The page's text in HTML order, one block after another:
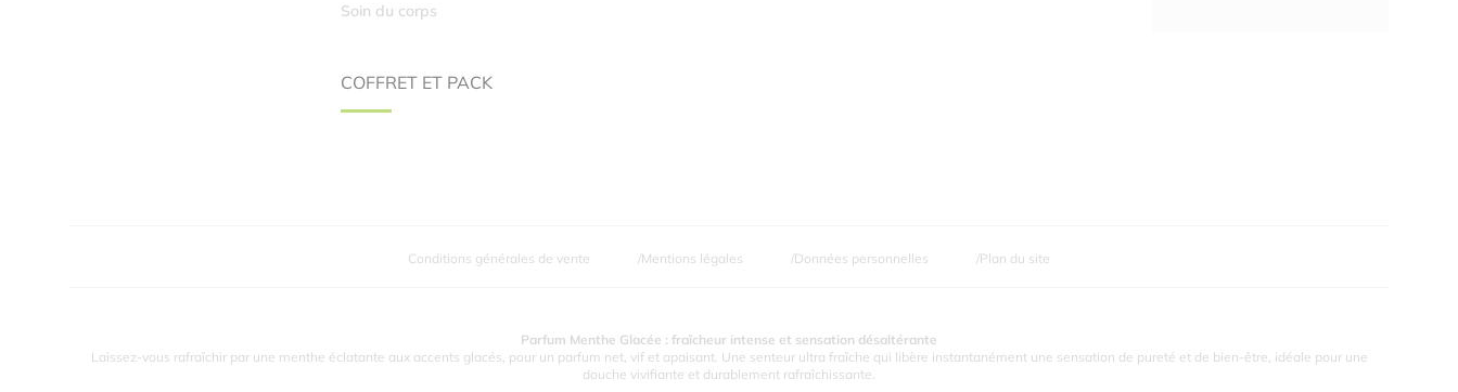
Soin du corps
COFFRET ET PACK
Conditions générales de vente Mentions légales Données personnelles Plan du site
Parfum Menthe Glacée : fraîcheur intense et sensation désaltérante
Laissez-vous rafraîchir par une menthe éclatante aux accents glacés, pour un parfum net, vif et apaisant. Une senteur ultra fraîche qui libère instantanément une sensation de pureté et de bien-être, idéale pour une
douche vivifiante et durablement rafraîchissante.